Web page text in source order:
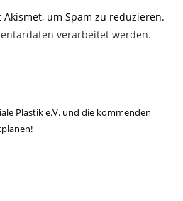
um Spam zu reduzieren.
verarbeitet werden.
Plastik e.V. und die kommenden